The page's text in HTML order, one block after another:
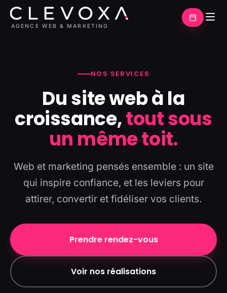
AGENCE WEB & MARKETING
NOS SERVICES
Du site web à la
croissance,tout sous
un même toit.
Web et marketing pensés ensemble : un site
qui inspire confiance, et les leviers pour
attirer, convertir et fidéliser vos clients.
Prendre rendez-vous
Voir nos réalisations